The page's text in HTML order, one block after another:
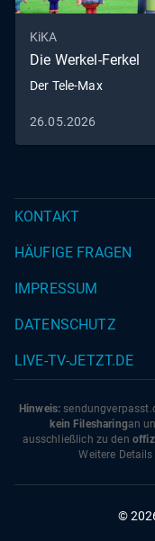
KiKA
Die Werkel-Ferkel
Der Tele-Max
26.05.2026
KONTAKT
HÄUFIGE FRAGEN
IMPRESSUM
DATENSCHUTZ
LIVE-TV-JETZT.DE
Hinweis: sendungverpasst.
kein Filesharingan
ausschließlich zu den
Weitere
©